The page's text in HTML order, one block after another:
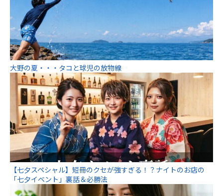
大野の夏・・・タコと球児の放物線
【七夕スペシャル】短冊のクセが強すぎる！？ナイトのお店の
「七夕イベント」裏話＆必勝法